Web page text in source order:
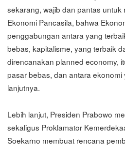
sekarang, wajib dan pantas untuk
Ekonomi Pancasila, bahwa
penggabungan antara yang
bebas, kapitalisme, yang terbaik
direncanakan planned economy,
pasar bebas, dan antara
lanjutnya.
Lebih lanjut, Presiden Prabowo
sekaligus Proklamator
Soekarno membuat rencana